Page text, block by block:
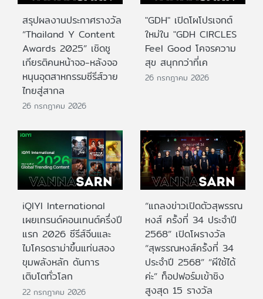
สรุปผลงานประกาศรางวัล
“Thailand Y Content
Awards 2025” เชิดชู
เกียรติคนหน้าจอ-หลังจอ
หนุนอุตสาหกรรมซีรีส์วาย
ไทยสู่สากล
26 กรกฎาคม 2026
"GDH" เปิดโผโปรเจกต์
ใหม่ใน "GDH CIRCLES
Feel Good โคจรความ
สุข สนุกกว่าที่เค
26 กรกฎาคม 2026
iQIYI International
เผยเทรนด์คอนเทนต์ครึ่งปี
แรก 2026 ซีรีส์จีนและ
ไมโครดราม่าขึ้นแท่นสอง
ขุมพลังหลัก ดันการ
เติบโตทั่วโลก
22 กรกฎาคม 2026
“แถลงข่าวเปิดตัวสุพรรณ
หงส์ ครั้งที่ 34 ประจำปี
2568” เปิดโผรางวัล
“สุพรรณหงส์ครั้งที่ 34
ประจำปี 2568” “ผีใช้ได้
ค่ะ” ท็อปฟอร์มเข้าชิง
สูงสุด 15 รางวัล